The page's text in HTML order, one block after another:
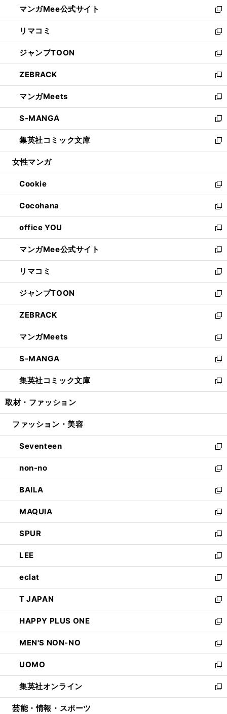
く
ド
ウ
で
開
く
ィ
ン
ド
ウ
で
開
く
い
ウ
ィ
ン
ド
ウ
で
開
く
マンガMee公式サイト
新
し
い
ウ
ィ
ン
ド
ウ
で
開
く
リマコミ
新
し
い
ウ
ィ
ン
ド
ウ
で
開
く
ジャンプTOON
新
し
い
ウ
ィ
ン
ド
ウ
で
開
ZEBRACK
新
し
い
ウ
ィ
ン
ド
ウ
開
く
マンガMeets
新
し
い
ウ
ィ
ン
ウ
で
開
く
S-MANGA
新
し
い
ウ
ン
ド
ウ
で
開
く
集英社コミック文庫
新
し
ウ
ィ
ン
ド
ウ
で
開
く
女性マンガ
Cookie
新
し
い
ウ
ィ
ン
ド
ウ
で
開
く
Cocohana
新
し
い
ウ
ィ
ン
ド
ウ
で
開
く
office YOU
新
し
い
ウ
ィ
ン
ド
ウ
で
開
く
マンガMee公式サイト
新
し
い
ウ
ィ
ン
ド
ウ
で
開
く
リマコミ
新
し
い
ウ
ィ
ン
ド
ウ
で
開
く
ジャンプTOON
新
し
い
ウ
ィ
ン
ド
ウ
で
開
ZEBRACK
新
し
い
ウ
ィ
ン
ド
ウ
開
マンガMeets
新
し
い
ウ
ィ
ン
ウ
開
く
S-MANGA
新
し
い
ウ
ン
ウ
で
開
く
集英社コミック文庫
新
し
ウ
ン
ド
ウ
で
開
く
取材・ファッション
ファッション・美容
Seventeen
新
し
い
ウ
ィ
ン
ド
ウ
で
開
く
non-no
新
し
い
ウ
ィ
ン
ド
ウ
で
開
く
BAILA
新
し
い
ウ
ィ
ン
ド
ウ
で
開
く
MAQUIA
新
し
い
ウ
ィ
ン
ド
ウ
で
開
く
SPUR
新
し
い
ウ
ィ
ン
ド
ウ
で
開
く
LEE
新
し
い
ウ
ィ
ン
ド
ウ
で
開
く
eclat
新
し
い
ウ
ィ
ン
ド
ウ
で
開
く
T JAPAN
新
し
い
ウ
ィ
ン
ド
ウ
で
開
HAPPY PLUS ONE
新
し
い
ウ
ィ
ン
ド
ウ
MEN'S NON-NO
新
し
い
ウ
ィ
ン
UOMO
新
し
い
ウ
集英社オンライン
新
し
芸能・情報・スポーツ